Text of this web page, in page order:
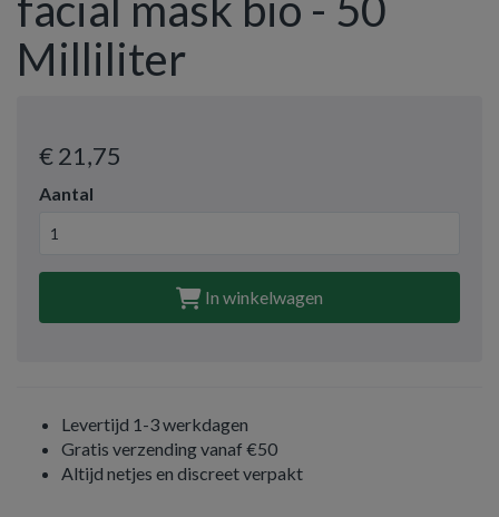
Milliliter
€ 21,75
Aantal
In winkelwagen
Levertijd 1-3 werkdagen
Gratis verzending vanaf €50
Altijd netjes en discreet verpakt